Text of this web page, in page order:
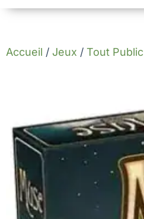
Accueil / Jeux / Tout Public